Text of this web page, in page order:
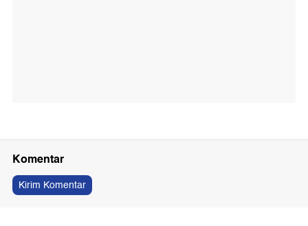
Komentar
Kirim Komentar